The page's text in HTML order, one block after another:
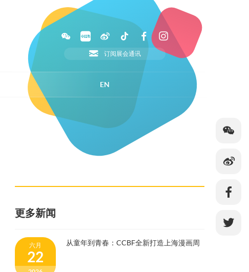
订阅展会通讯
EN
更多新闻
六月
22
从童年到青春：CCBF全新打造上海漫画周